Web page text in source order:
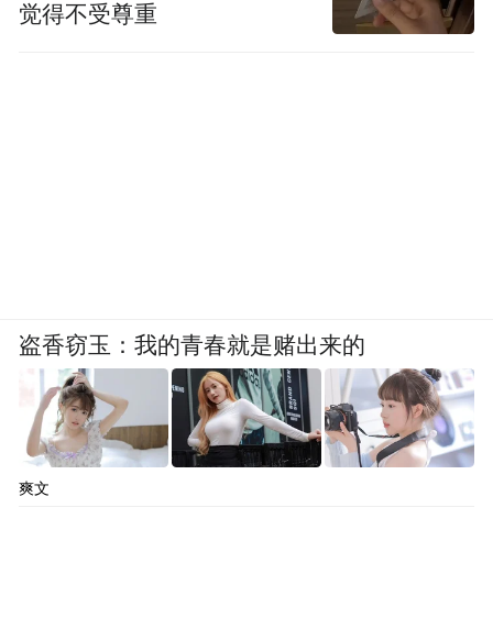
觉得不受尊重
盗香窃玉：我的青春就是赌出来的
爽文